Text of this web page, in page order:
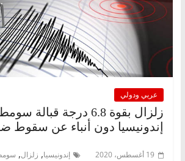
عربي ودولي
زلزال بقوة 6.8 درجة
إندونيسيا دون أنباء عن سقوط
19 أغسطس، 2020 إندونيسيا, زلزال,